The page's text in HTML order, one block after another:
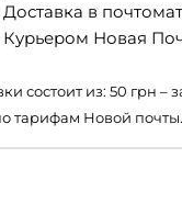
Доставка в
Курьером Новая
состоит из: 50 грн
тарифам Новой почты.